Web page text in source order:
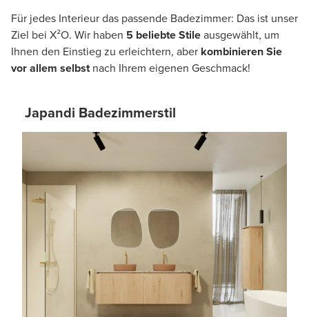
Für jedes Interieur das passende Badezimmer: Das ist unser
Ziel bei X²O. Wir haben 5 beliebte Stileausgewählt, um
Ihnen den Einstieg zu erleichtern, aber kombinieren Sie
vor allem selbstnach Ihrem eigenen Geschmack!
Japandi Badezimmerstil